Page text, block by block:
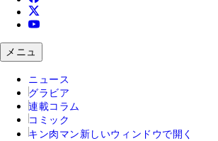
メニュ
ニュース
グラビア
連載コラム
コミック
キン肉マン 新しいウィンドウで開く